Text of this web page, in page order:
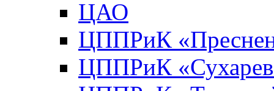
ЦАО
ЦППРиК
ЦППРиК